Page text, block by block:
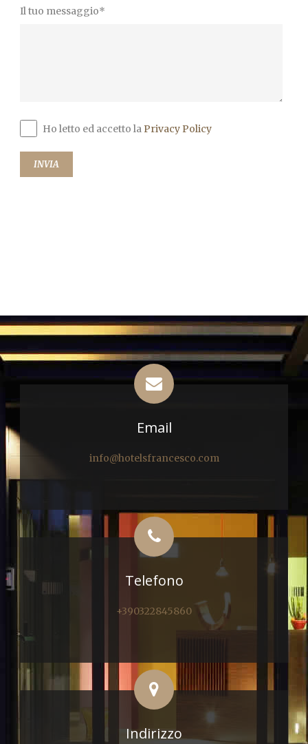
Il tuo messaggio*
Ho letto ed accetto la Privacy Policy
Email
info@hotelsfrancesco.com
Telefono
+390322845860
Indirizzo